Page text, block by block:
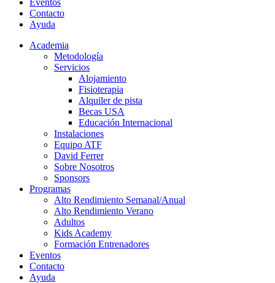
Eventos
Contacto
Ayuda
Academia
Metodología
Servicios
Alojamiento
Fisioterapia
Alquiler de pista
Becas USA
Educación Internacional
Instalaciones
Equipo ATF
David Ferrer
Sobre Nosotros
Sponsors
Programas
Alto Rendimiento Semanal/Anual
Alto Rendimiento Verano
Adultos
Kids Academy
Formación Entrenadores
Eventos
Contacto
Ayuda